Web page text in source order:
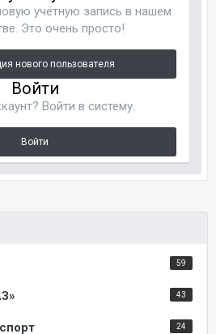
учётную запись в нашем
Это очень просто!
нового пользователя
Войти
Войти в систему.
Войти
59
43
24